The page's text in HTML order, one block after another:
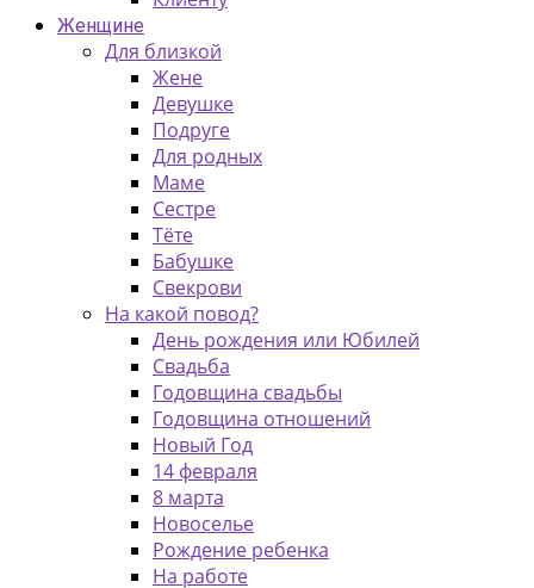
Женщине
Для близкой
Жене
Девушке
Подруге
Для родных
Маме
Сестре
Тёте
Бабушке
Свекрови
На какой повод?
День рождения или Юбилей
Свадьба
Годовщина свадьбы
Годовщина отношений
Новый Год
14 февраля
8 марта
Новоселье
Рождение ребенка
На работе